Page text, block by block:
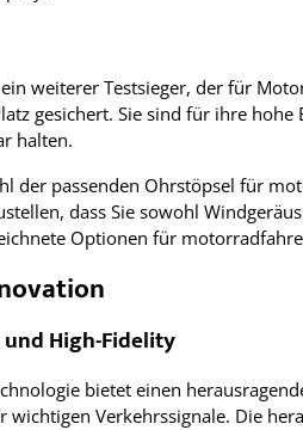
weiterer Testsieger, der für
gesichert. Sie sind für ihre
halten.
der passenden Ohrstöpsel für
dass Sie sowohl
Optionen für
und High-Fidelity
bietet einen
wichtigen Verkehrssignale. Die